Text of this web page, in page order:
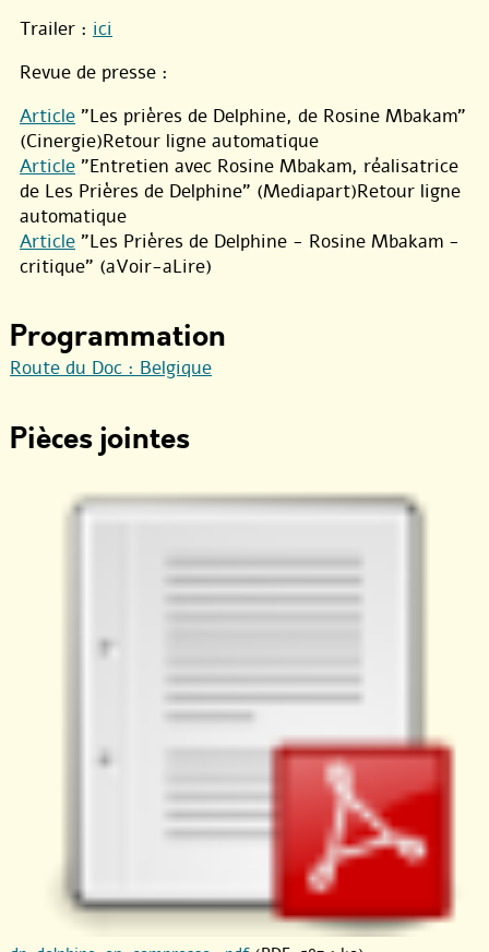
Trailer : ici
Revue de presse :
Article "Les prières de Delphine, de Rosine Mbakam"
(Cinergie)Retour ligne automatique
Article "Entretien avec Rosine Mbakam, réalisatrice
de Les Prières de Delphine" (Mediapart)Retour ligne
automatique
Article "Les Prières de Delphine - Rosine Mbakam -
critique" (aVoir-aLire)
Programmation
Route du Doc : Belgique
Pièces jointes